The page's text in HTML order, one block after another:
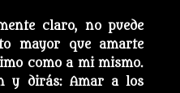
claro, no puede
mayor que amarte
como a mi mismo.
y dirás: Amar a los